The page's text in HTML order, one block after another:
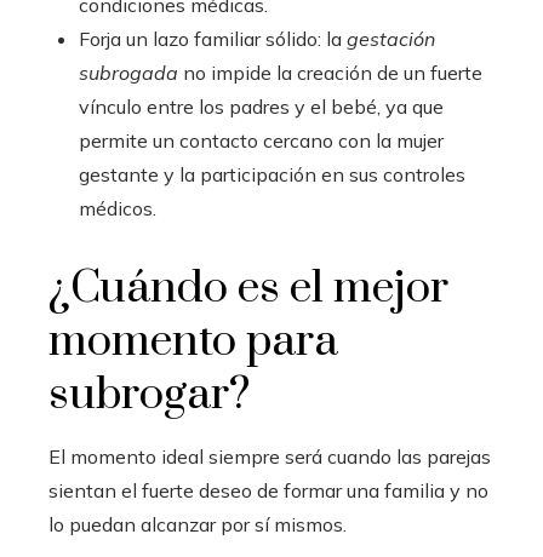
condiciones médicas.
Forja un lazo familiar sólido: la gestación
subrogada no impide la creación de un fuerte
vínculo entre los padres y el bebé, ya que
permite un contacto cercano con la mujer
gestante y la participación en sus controles
médicos.
¿Cuándo es el mejor
momento para
subrogar?
El momento ideal siempre será cuando las parejas
sientan el fuerte deseo de formar una familia y no
lo puedan alcanzar por sí mismos.